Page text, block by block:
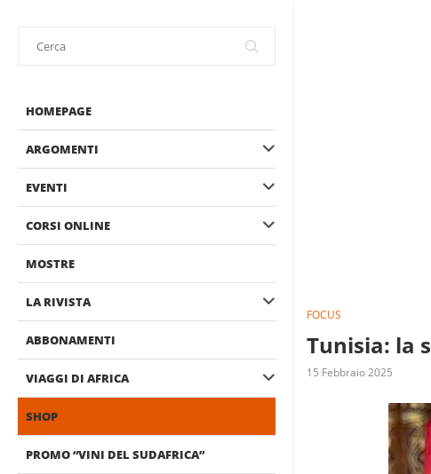
HOMEPAGE
ARGOMENTI
EVENTI
CORSI ONLINE
MOSTRE
LA RIVISTA
ABBONAMENTI
VIAGGI DI AFRICA
SHOP
PROMO “VINI DEL SUDAFRICA”
FOCUS
Tunisia: la
15 Febbraio 2025